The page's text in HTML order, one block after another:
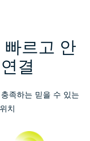
르고 안
결
족하는 믿을 수 있는
치